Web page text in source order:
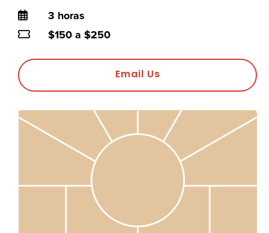
Duration3 horas
Price
$150 a $250
Email Us